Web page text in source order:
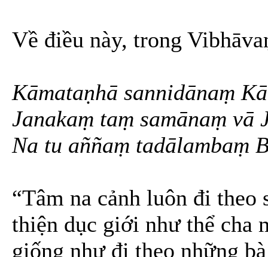
Về điều này, trong
Kāmataṇhā sannidānaṃ
Janakaṃ taṃ samānaṃ vā
Na tu aññaṃ tadālambaṃ
“Tâm na cảnh luôn đi theo
thiện dục giới như thể cha
giống như đi theo những